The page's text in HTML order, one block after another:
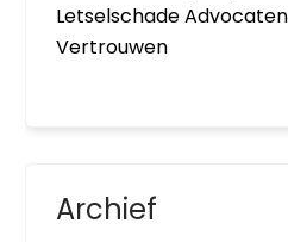
Letselschade
Vertrouwen
Archief